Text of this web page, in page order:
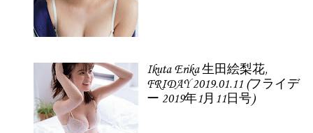
Ikuta Erika 生田絵梨花,
FRIDAY 2019.01.11 (フライデ
ー 2019年1月11日号)